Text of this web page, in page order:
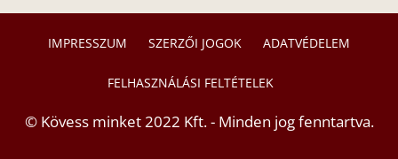
IMPRESSZUM SZERZŐI JOGOK ADATVÉDELEM
FELHASZNÁLÁSI FELTÉTELEK
© Kövess minket 2022 Kft. - Minden jog fenntartva.